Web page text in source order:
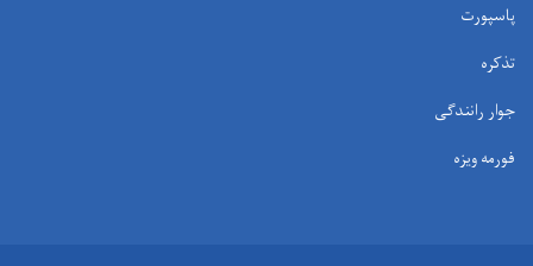
پاسپورت
تذکره
جوار رانندگی
فورمه ویزه